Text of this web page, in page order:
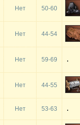
Нет 50-60
Нет 44-54
Нет 59-69
Нет 44-55
Нет 53-63